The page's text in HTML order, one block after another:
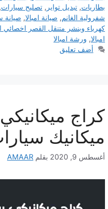
بطاريات, تبديل تواير , تصليح سيارات,
شفرولية الغانم, صيانة امبالا, صيانة
كهرباء وبنشر متنقل القصر اخصائي
امبالا, ورشة امبالا
أضف تعليق
ميكانيك
أغسطس 9, 2020 بقلم AMAAR